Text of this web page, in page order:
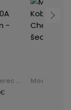
Moderný Koberec Q710A Luxury Pp Esm - biela, biały